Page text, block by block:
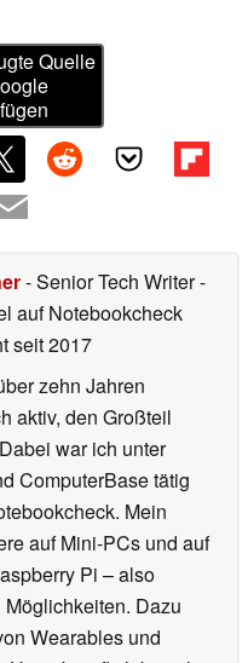
Quelle
- Senior Tech Writer-
auf Notebookcheck
seit 2017
zehn Jahren
aktiv, den Großteil
war ich unter
ComputerBase tätig
Mein
auf Mini-PCs und auf
Pi – also
Dazu
Wearables und